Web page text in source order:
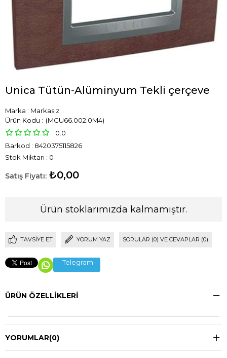
Unica Tütün-Alüminyum Tekli çerçeve
Marka : Markasız
(MGU66.002.0M4)
0.0
Barkod : 8420375115826
Stok Miktarı : 0
₺0,00
Ürün stoklarımızda kalmamıştır.
TAVSIYE ET YORUM YAZ SORULAR (0) VE CEVAPLAR (0)
Telegram
ÜRÜN ÖZELLIKLERI
YORUMLAR(0)